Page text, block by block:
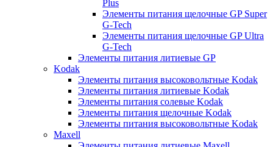
Plus
Элементы питания щелочные GP Super
G-Tech
Элементы питания щелочные GP Ultra
G-Tech
Элементы питания литиевые GP
Kodak
Элементы питания высоковольтные Kodak
Элементы питания литиевые Kodak
Элементы питания солевые Kodak
Элементы питания щелочные Kodak
Элементы питания высоковольтные Kodak
Maxell